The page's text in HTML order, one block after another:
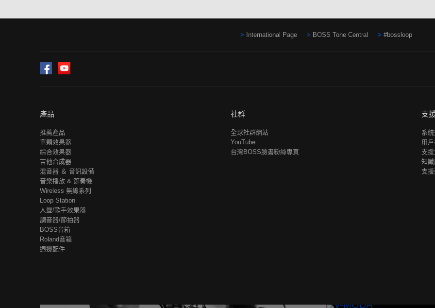
International Page BOSS Tone Central #bossloop
Facebook
產品
推薦產品
單顆效果器
綜合效果器
吉他合成器
混音器 ＆ 音訊設備
音樂播放 & 節奏機
Wireless 無線系列
Loop Station
人聲/歌手效果器
調音器/節拍器
BOSS音箱
Roland音箱
週邊配件
社群
全球社群網站
YouTube
台灣BOSS臉書粉絲專頁
支
系
用
支
知
支